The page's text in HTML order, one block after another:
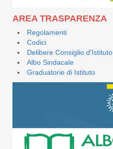
AREA TRASPARENZA
Regolamenti
Codici
Delibere Consiglio d'Istituto
Albo Sindacale
Graduatorie di Istituto